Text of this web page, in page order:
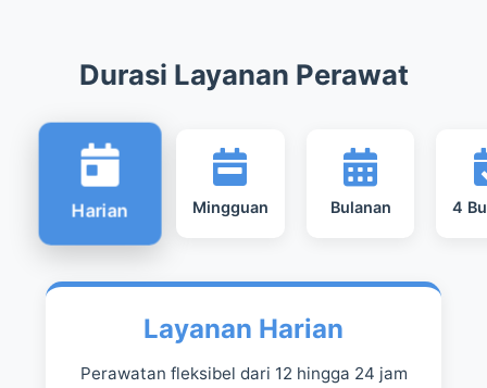
Durasi Layanan Perawat
Harian Mingguan Bulanan 4
Layanan Harian
Perawatan fleksibel dari 12 hingga 24 jam